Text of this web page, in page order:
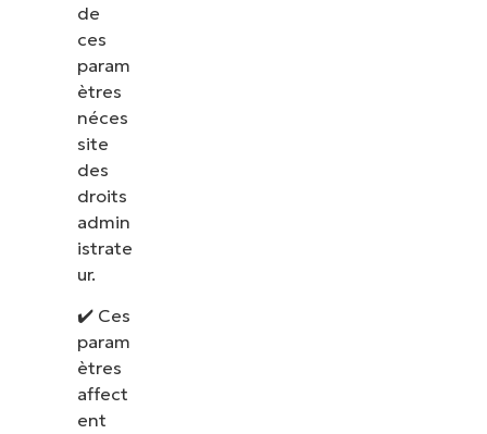
de
ces
param
ètres
néces
site
des
droits
admin
istrate
ur.
✔️ Ces
param
ètres
affect
ent